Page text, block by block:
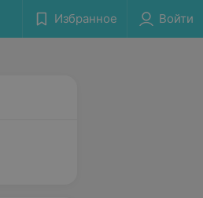
Избранное Войти